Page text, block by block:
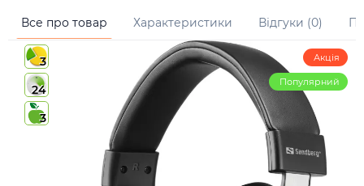
Все про товар Характеристики Відгуки (0)
3
24
3
Акція
Популярний